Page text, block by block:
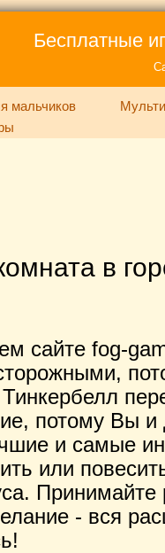
Бесплатные
мальчиков
в
сайте fog-
потому Вы
и самые
или
- вся